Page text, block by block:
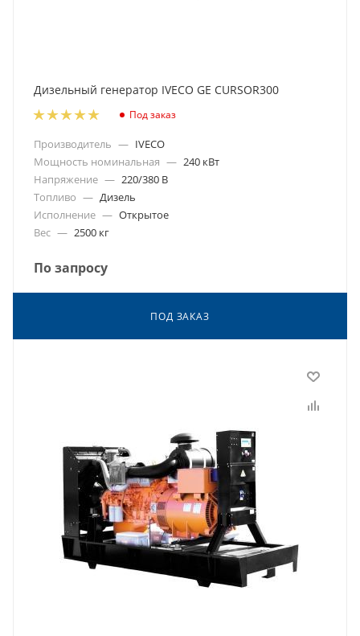
Дизельный генератор IVECO GE CURSOR300
Под заказ
Производитель — IVECO
Мощность номинальная — 240 кВт
Напряжение — 220/380 В
Топливо — Дизель
Исполнение — Открытое
Вес — 2500 кг
По запросу
ПОД ЗАКАЗ